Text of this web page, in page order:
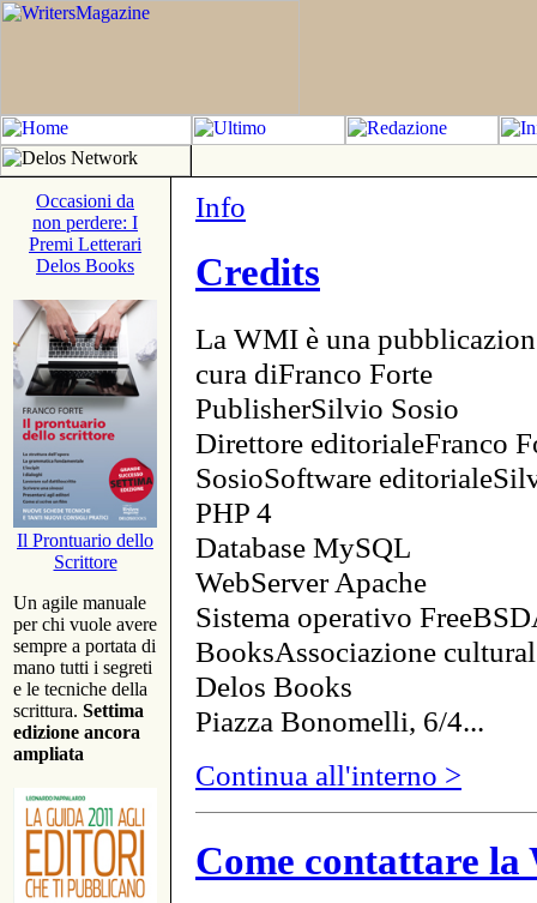
Occasioni da
non perdere: I
Premi Letterari
Delos Books
Il Prontuario dello
Scrittore
Un agile manuale
per chi vuole avere
sempre a portata di
mano tutti i segreti
e le tecniche della
scrittura. Settima
edizione ancora
ampliata
Info
Credits
La WMI è una
cura diFranco Forte
PublisherSilvio Sosio
Direttore editorialeFranco
SosioSoftware
PHP 4
Database MySQL
WebServer Apache
Sistema operativo
BooksAssociazione
Delos Books
Piazza Bonomelli, 6/4...
Continua all'interno >
Come contattare